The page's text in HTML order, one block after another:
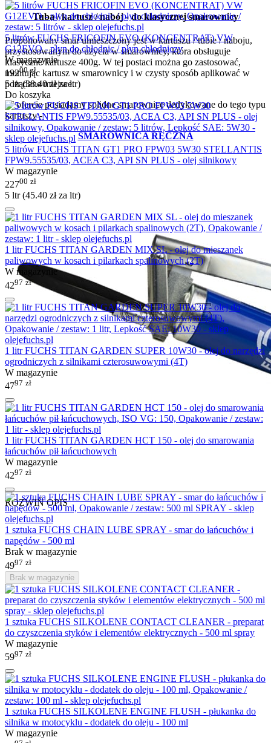
Tuba / kartusz / nabój - do klasycznej smarownicy
Proponowany smar umieszczony jest w kartuszu / tubie / naboju,
przystosowanym do użycia w smarownicy, która obsługuje
klasyczne kartusze 400g. W tej postaci można go zastosować,
montując kartusz w smarownicy i w czysty sposób aplikować w
pożądane miejsce.
W ofercie posiadamy solidne smarownice dedykowane do tego typu
kartuszy -
SMAROWNICA RĘCZNA
ROZWIŃ OPIS
5 litrów FUCHS FRICOFIN EVO (KONCENTRAT) VW
G12EVO - płyn do chłodnic / płyn chłodniczy
W magazynie
19200 zł
5 ltr (38.40złza ltr)
Do koszyka
5 litrów FUCHS TITAN GT1 PRO FPW03 5W30 STELLANTIS
FPW9.55535/03, ACEA C3, API SN PLUS - olej silnikowy
W magazynie
22700 zł
5 ltr (45.40 złza ltr)
1 litr FUCHS TITAN GARDEN MIX SL - olej do mieszanek
paliwowych w kosach i pilarkach spalinowych (2T)
W magazynie
4297 zł
1 litr FUCHS TITAN GARDEN SUPER 10W30 - olej do narzędzi
ogrodniczych z silnikami czterosuwowymi (4T)
W magazynie
4797 zł
1 litr FUCHS TITAN GARDEN HCT 150 - olej do smarowania
łańcuchów pił łańcuchowych
W magazynie
4297 zł
1 sztuka FUCHS CHAIN LUBE SPRAY - smar do łańcuchów i
napędów - 500 ml
Brak w magazynie
4997 zł
Brak w magazynie
1 sztuka FUCHS SILKOLENE CONTACT CLEANER - preparat
do czyszczenia styków i elementów elektrycznych - 500 ml spray
W magazynie
5997 zł
1 sztuka FUCHS SILKOLENE ENGINE FLUSH - płukanka do
silnika w motocyklu - dodatek do oleju - 100 ml
W magazynie